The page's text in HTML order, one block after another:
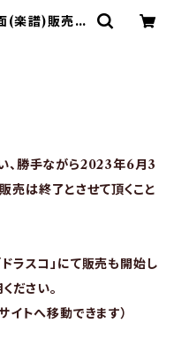
(楽譜)販売専
勝手ながら2023年6月3
売は終了とさせて頂くこと
スコ」にて販売も開始し
ださい。
トへ移動できます）